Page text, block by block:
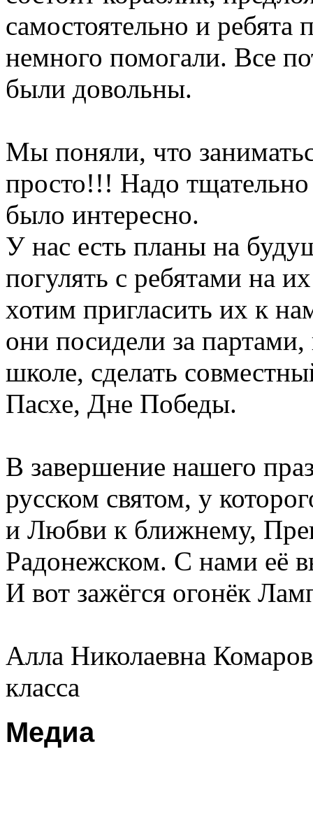
самостоятельно и
немного помогали. Все
были довольны.
Мы поняли, что
просто!!! Надо
было интересно.
У нас есть планы на
погулять с ребятами на
хотим пригласить их к
они посидели за
школе, сделать
Пасхе, Дне Победы.
В завершение нашего
русском святом, у
и Любви к ближнему,
Радонежском. С нами её
И вот зажёгся огонёк
Алла Николаевна
класса
Медиа